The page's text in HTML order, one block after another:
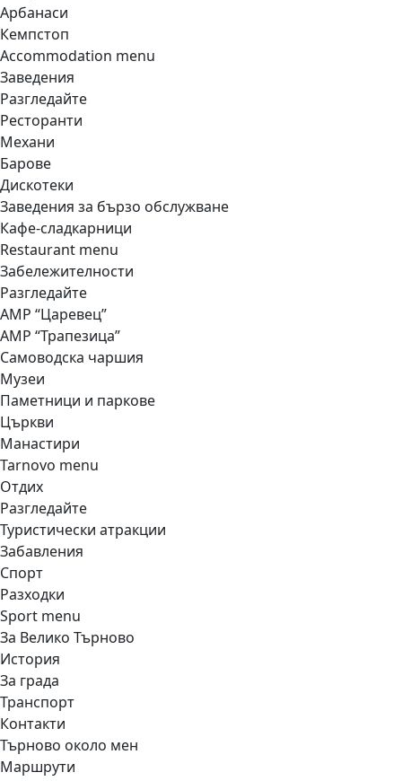
Арбанаси
Кемпстоп
Accommodation menu
Заведения
Разгледайте
Ресторанти
Механи
Барове
Дискотеки
Заведения за бързо обслужване
Кафе-сладкарници
Restaurant menu
Забележителности
Разгледайте
АМР “Царевец”
АМР “Трапезица”
Самоводска чаршия
Музеи
Паметници и паркове
Църкви
Манастири
Tarnovo menu
Отдих
Разгледайте
Туристически атракции
Забавления
Спорт
Разходки
Sport menu
За Велико Търново
История
За града
Транспорт
Контакти
Търново около мен
Маршрути